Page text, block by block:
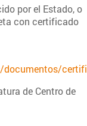
por el Estado, o
con certificado
de Centro de